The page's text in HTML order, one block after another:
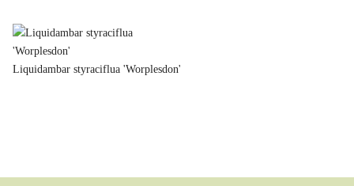
Liquidambar styraciflua 'Worplesdon'